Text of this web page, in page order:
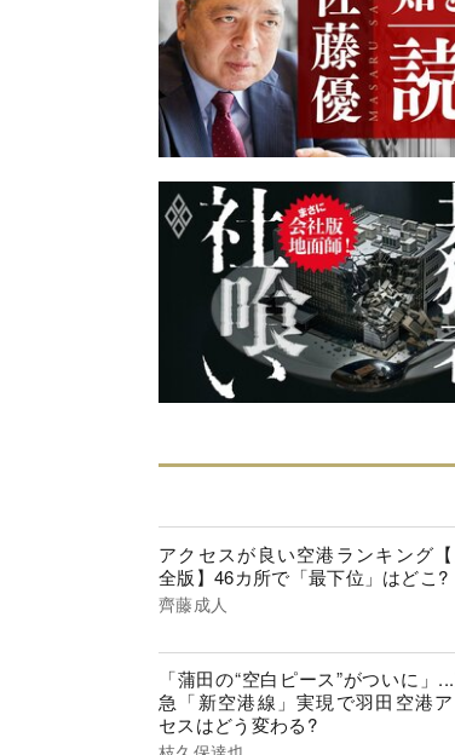
アクセスが良い空港ランキング
全版】46カ所で「最下位」はどこ?
齊藤成人
「蒲田の“空白ピース”がついに」
急「新空港線」実現で羽田空港
セスはどう変わる?